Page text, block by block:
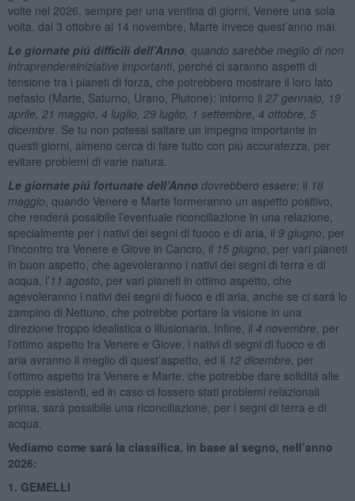
volte nel 2026, sempre per una ventina di giorni, Venere una sola
volta, dal 3 ottobre al 14 novembre, Marte invece quest’anno mai.
Le giornate piú difficili dell’Anno , quando sarebbe meglio di non
intraprendereiniziative importanti, perché ci saranno aspetti di
tensione tra i pianeti di forza, che potrebbero mostrare il loro lato
nefasto (Marte, Saturno, Urano, Plutone): intorno il 27 gennaio, 19
aprile, 21 maggio, 4 luglio, 29 luglio, 1 settembre, 4 ottobre, 5
dicembre . Se tu non potessi saltare un impegno importante in
questi giorni, almeno cerca di fare tutto con piú accuratezza, per
evitare problemi di varie natura.
Le giornate piú fortunate dell’Anno dovrebbero essere: il 18
maggio , quando Venere e Marte formeranno un aspetto positivo,
che renderá possibile l’eventuale riconciliazione in una relazione,
specialmente per i nativi dei segni di fuoco e di aria, il 9 giugno , per
l’incontro tra Venere e Giove in Cancro, il 15 giugno , per vari pianeti
in buon aspetto, che agevoleranno i nativi dei segni di terra e di
acqua, l’11 agosto , per vari pianeti in ottimo aspetto, che
agevoleranno i nativi dei segni di fuoco e di aria, anche se ci sará lo
zampino di Nettuno, che potrebbe portare la visione in una
direzione troppo idealistica o illusionaria. Infine, il 4 novembre , per
l’ottimo aspetto tra Venere e Giove, i nativi di segni di fuoco e di
aria avranno il meglio di quest’aspetto, ed il 12 dicembre , per
l’ottimo aspetto tra Venere e Marte, che potrebbe dare soliditá alle
coppie esistenti, ed in caso ci fossero stati problemi relazionali
prima, sará possibile una riconciliazione, per i segni di terra e di
acqua.
Vediamo come sará la classifica, in base al segno, nell’anno
2026:
1. GEMELLI